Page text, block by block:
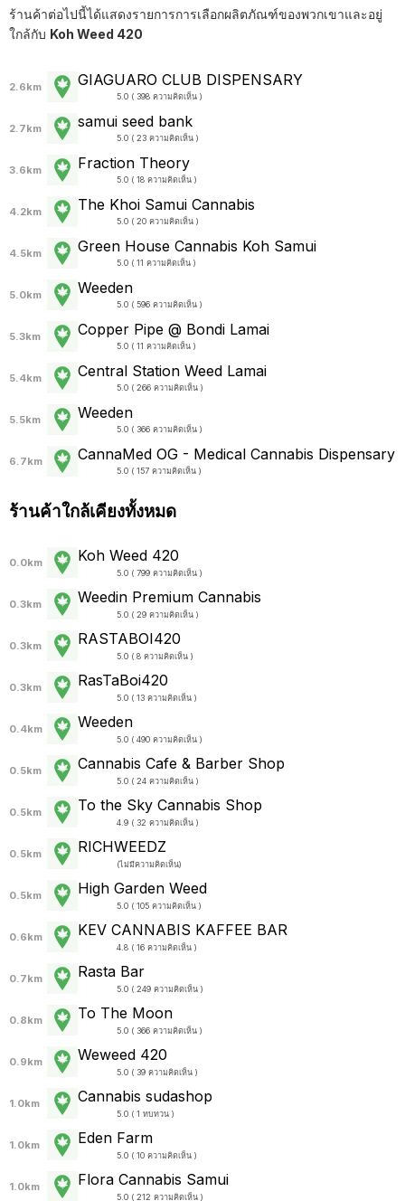
ร้านค้าต่อไปนี้ได้แสดงรายการการเลือกผลิตภัณฑ์ของพวกเขาและอยู่
ใกล้กับ Koh Weed 420
2.6km GIAGUARO CLUB DISPENSARY
5.0 ( 398 ความคิดเห็น )
2.7km samui seed bank
5.0 ( 23 ความคิดเห็น )
3.6km Fraction Theory
5.0 ( 18 ความคิดเห็น )
4.2km The Khoi Samui Cannabis
5.0 ( 20 ความคิดเห็น )
4.5km Green House Cannabis Koh Samui
5.0 ( 11 ความคิดเห็น )
5.0km Weeden
5.0 ( 596 ความคิดเห็น )
5.3km Copper Pipe @ Bondi Lamai
5.0 ( 11 ความคิดเห็น )
5.4km Central Station Weed Lamai
5.0 ( 266 ความคิดเห็น )
5.5km Weeden
5.0 ( 366 ความคิดเห็น )
6.7km CannaMed OG - Medical Cannabis Dispensary
5.0 ( 157 ความคิดเห็น )
ร้านค้าใกล้เคียงทั้งหมด
0.0km Koh Weed 420
5.0 ( 799 ความคิดเห็น )
0.3km Weedin Premium Cannabis
5.0 ( 29 ความคิดเห็น )
0.3km RASTABOI420
5.0 ( 8 ความคิดเห็น )
0.3km RasTaBoi420
5.0 ( 13 ความคิดเห็น )
0.4km Weeden
5.0 ( 490 ความคิดเห็น )
0.5km Cannabis Cafe & Barber Shop
5.0 ( 24 ความคิดเห็น )
0.5km To the Sky Cannabis Shop
4.9 ( 32 ความคิดเห็น )
0.5km RICHWEEDZ
(ไม่มีความคิดเห็น)
0.5km High Garden Weed
5.0 ( 105 ความคิดเห็น )
0.6km KEV CANNABIS KAFFEE BAR
4.8 ( 16 ความคิดเห็น )
0.7km Rasta Bar
5.0 ( 249 ความคิดเห็น )
0.8km To The Moon
5.0 ( 366 ความคิดเห็น )
0.9km Weweed 420
5.0 ( 39 ความคิดเห็น )
1.0km Cannabis sudashop
5.0 ( 1 ทบทวน )
1.0km Eden Farm
5.0 ( 10 ความคิดเห็น )
1.0km Flora Cannabis Samui
5.0 ( 212 ความคิดเห็น )